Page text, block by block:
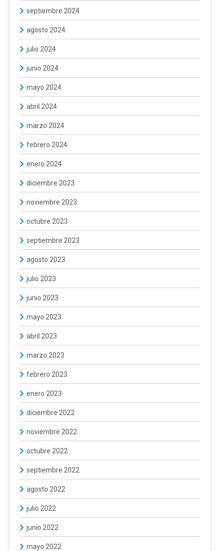
septiembre 2024
agosto 2024
julio 2024
junio 2024
mayo 2024
abril 2024
marzo 2024
febrero 2024
enero 2024
diciembre 2023
noviembre 2023
octubre 2023
septiembre 2023
agosto 2023
julio 2023
junio 2023
mayo 2023
abril 2023
marzo 2023
febrero 2023
enero 2023
diciembre 2022
noviembre 2022
octubre 2022
septiembre 2022
agosto 2022
julio 2022
junio 2022
mayo 2022